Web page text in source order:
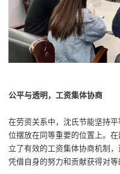
公平与透明，工资集体协商
在劳资关系中，沈氏节能坚持
位摆放在同等重要的位置上。在
立了有效的工资集体协商机制 ，
凭借自身的努力和贡献获得对等